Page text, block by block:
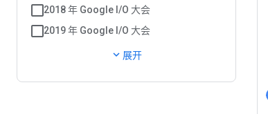
2018 年 Google I/O 大会
2019 年 Google I/O 大会
expand_more 展开